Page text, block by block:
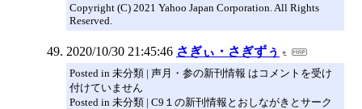
Copyright (C) 2021 Yahoo Japan Corporation. All Rights
Reserved.
2020/10/30 21:45:46 さぎぃ・さぎずぅ
Posted in 未分類 | 声月・参の新刊情報 はコメントを受け
付けていません
Posted in 未分類 | C9１の新刊情報とおしながきとサーク